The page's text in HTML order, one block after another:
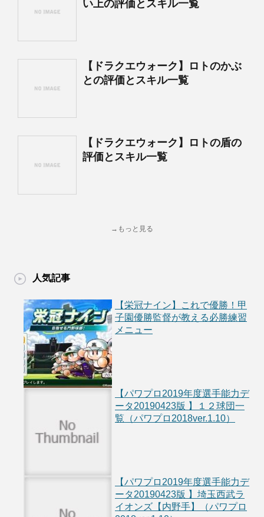
い上の評価とスキル一覧
【ドラクエウォーク】ロトのかぶ
との評価とスキル一覧
【ドラクエウォーク】ロトの盾の
評価とスキル一覧
→もっと見る
人気記事
【栄冠ナイン】これで優勝！甲
子園優勝監督が教える必勝練習
メニュー
【パワプロ2019年度選手能力デ
ータ20190423版 】１２球団一
覧（パワプロ2018ver.1.10）
【パワプロ2019年度選手能力デ
ータ20190423版 】埼玉西武ラ
イオンズ【内野手】（パワプロ